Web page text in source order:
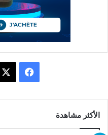
فيسبوك
الأكثر مشاهدة